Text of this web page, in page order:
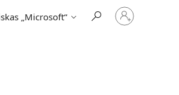
„Microsoft“
Prisijunkite
prie
paskyros